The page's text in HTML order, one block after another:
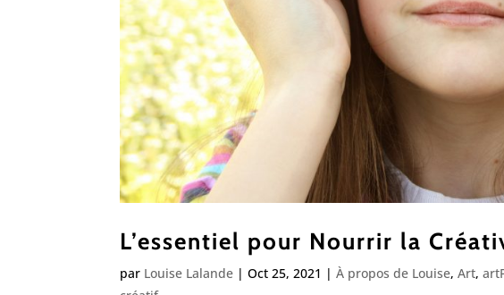
L’essentiel pour Nourrir la
par Louise Lalande |Oct 25, 2021 |À propos de Louise,Art,